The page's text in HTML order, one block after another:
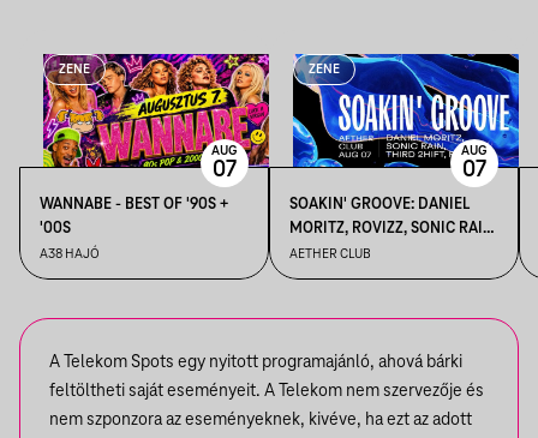
ZENE
WANNABE - BEST OF '90S +
'00S
A38 HAJÓ
AUG
07
ZENE
SOAKIN' GROOVE: DANIEL
MORITZ, ROVIZZ, SONIC RAIN,
THIRD 2HIFT
AETHER CLUB
AUG
07
A Telekom Spots egy nyitott programajánló, ahová bárki
feltöltheti saját eseményeit. A Telekom nem szervezője és
nem szponzora az eseményeknek, kivéve, ha ezt az adott